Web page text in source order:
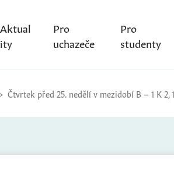
Aktual
ity
Pro
uchazeče
Pro
studenty
Čtvrtek před 25. nedělí v mezidobí B – 1 K 2,